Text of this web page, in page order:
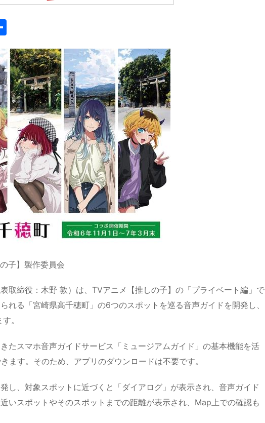
有
子】製作委員会
取締役：木野 敦）は、TVアニメ【推しの子】の「プライベート編」で
れる「宮崎県高千穂町」の6つのスポットを巡る音声ガイドを開発し、
。
たスマホ音声ガイドサービス「ミュージアムガイド」の基本機能を活
ます。そのため、アプリのダウンロードは不要です。
し、対象スポットに近づくと「ダイアログ」が表示され、音声ガイド
いスポットやそのスポットまでの距離が表示され、Map上での確認も